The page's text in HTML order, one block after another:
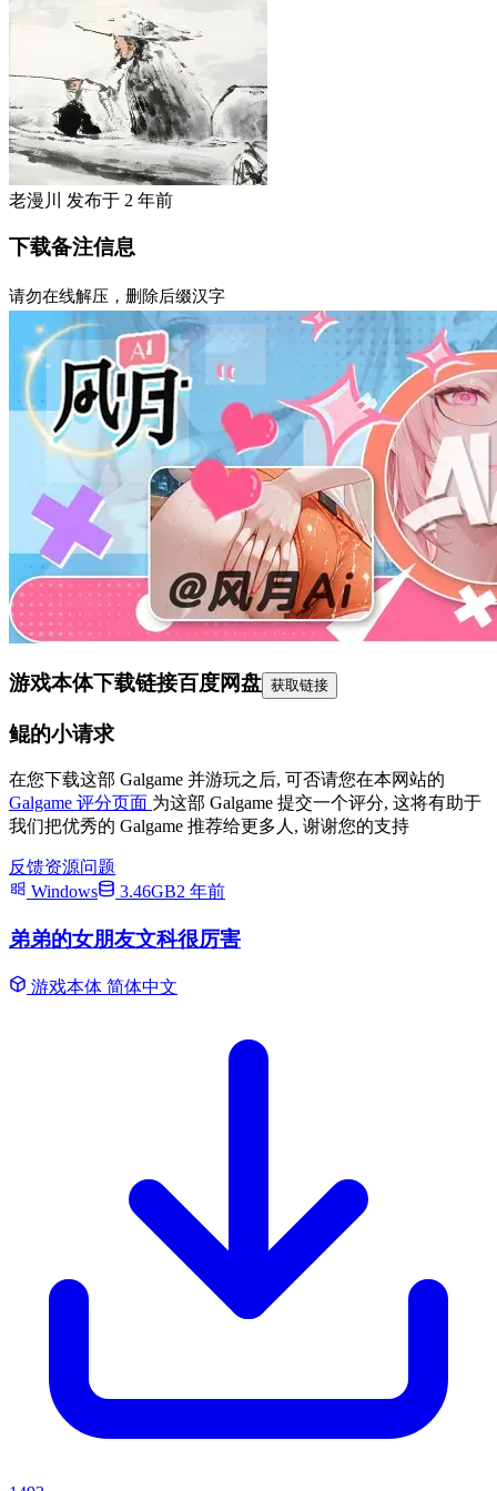
老漫川 发布于 2 年前
下载备注信息
请勿在线解压，删除后缀汉字
游戏本体下载链接百度网盘 获取链接
鲲的小请求
在您下载这部 Galgame 并游玩之后, 可否请您在本网站的
Galgame 评分页面 为这部 Galgame 提交一个评分, 这将有助于
我们把优秀的 Galgame 推荐给更多人, 谢谢您的支持
反馈资源问题
Windows
3.46GB2 年前
弟弟的女朋友文科很厉害
游戏本体 简体中文